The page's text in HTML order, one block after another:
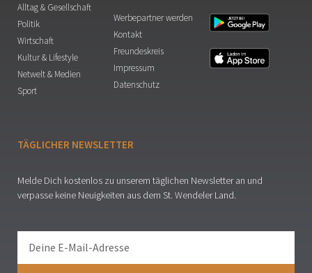
Alltag & Gesellschaft
Politik
Wirtschaft
Kultur & Lifestyle
Netwelt & Medien
Sport
Werbepartner werden
Kontakt
Freundeskreis
Impressum
Datenschutz
TÄGLICHER NEWSLETTER
Melde Dich kostenlos zu unserem täglichen Newsletter an und
verpasse keine Neuigkeiten aus dem St. Wendeler Land.